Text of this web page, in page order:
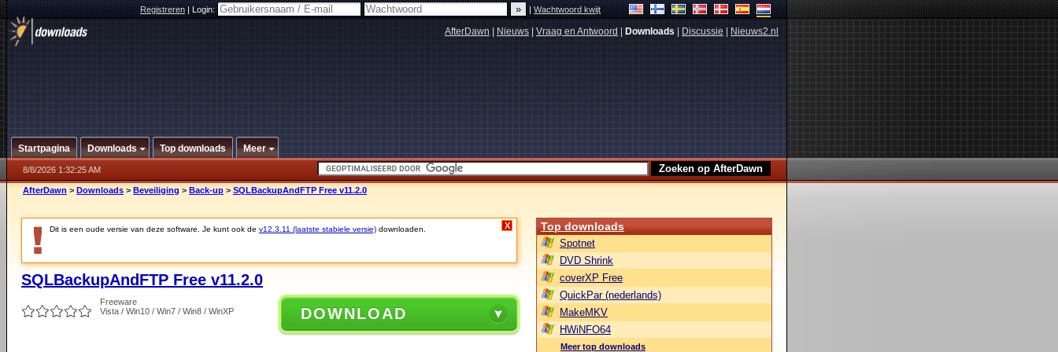
Registreren|Login: |Wachtwoord kwijt
AfterDawn Nieuws Vraag en Antwoord Downloads Discussie Nieuws2.nl
Startpagina Downloads Top downloads Meer
8/8/2026 1:32:25 AM
AfterDawn > Downloads > Beveiliging > Back-up > SQLBackupAndFTP Free v11.2.0
Dit is een oude versie van deze software. Je kunt ook de v12.3.11 (laatste stabiele versie) downloaden. X
SQLBackupAndFTP Free v11.2.0
Freeware
Vista / Win10 / Win7 / Win8 / WinXP
DOWNLOAD
Top downloads
Spotnet
DVD Shrink
coverXP Free
QuickPar (nederlands)
MakeMKV
HWiNFO64
Meer top downloads